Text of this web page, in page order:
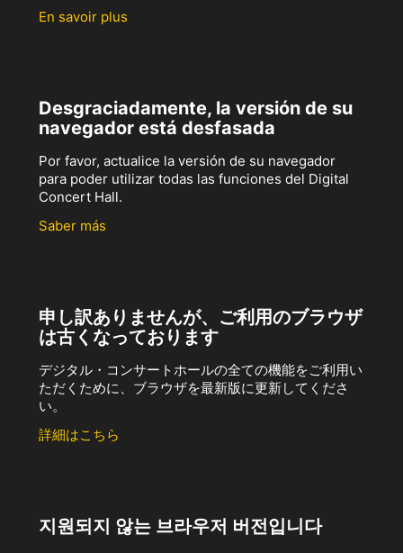
En savoir plus
Desgraciadamente, la versión de su
navegador está desfasada
Por favor, actualice la versión de su navegador
para poder utilizar todas las funciones del Digital
Concert Hall.
Saber más
申し訳ありませんが、ご利用のブラウザ
は古くなっております
デジタル・コンサートホールの全ての機能をご利用い
ただくために、ブラウザを最新版に更新してくださ
い。
詳細はこちら
지원되지 않는 브라우저 버전입니다